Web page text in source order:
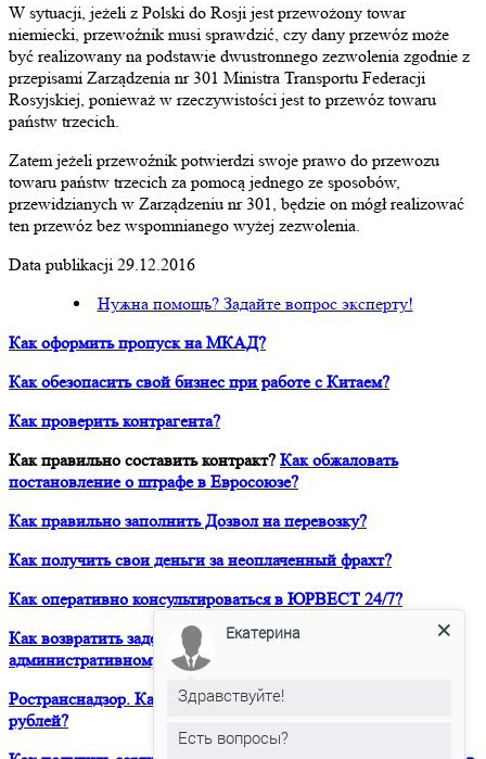
W sytuacji, jeżeli z Polski do Rosji jest przewożony towar
niemiecki, przewoźnik musi sprawdzić, czy dany przewóz może
być realizowany na podstawie dwustronnego zezwolenia zgodnie z
przepisami Zarządzenia nr 301 Ministra Transportu Federacji
Rosyjskiej, ponieważ w rzeczywistości jest to przewóz towaru
państw trzecich.
Zatem jeżeli przewoźnik potwierdzi swoje prawo do przewozu
towaru państw trzecich za pomocą jednego ze sposobów,
przewidzianych w Zarządzeniu nr 301, będzie on mógł realizować
ten przewóz bez wspomnianego wyżej zezwolenia.
Data publikacji 29.12.2016
Нужна помощь? Задайте вопрос эксперту!
Как оформить пропуск на МКАД?
Как обезопасить свой бизнес при работе с Китаем?
Как проверить контрагента?
Как правильно составить контракт? Как обжаловать
постановление о штрафе в Евросоюзе?
Как правильно заполнить Дозвол на перевозку?
Как получить свои деньги за неоплаченный фрахт?
Как оперативно консультироваться в ЮРВЕСТ 24/7?
Как возвратить задержанный таможней товар по
административному делу?
Ространснадзор. Как избежать штрафа в размере 200 000
рублей?
Екатерина
Здравствуйте!
Есть вопросы?